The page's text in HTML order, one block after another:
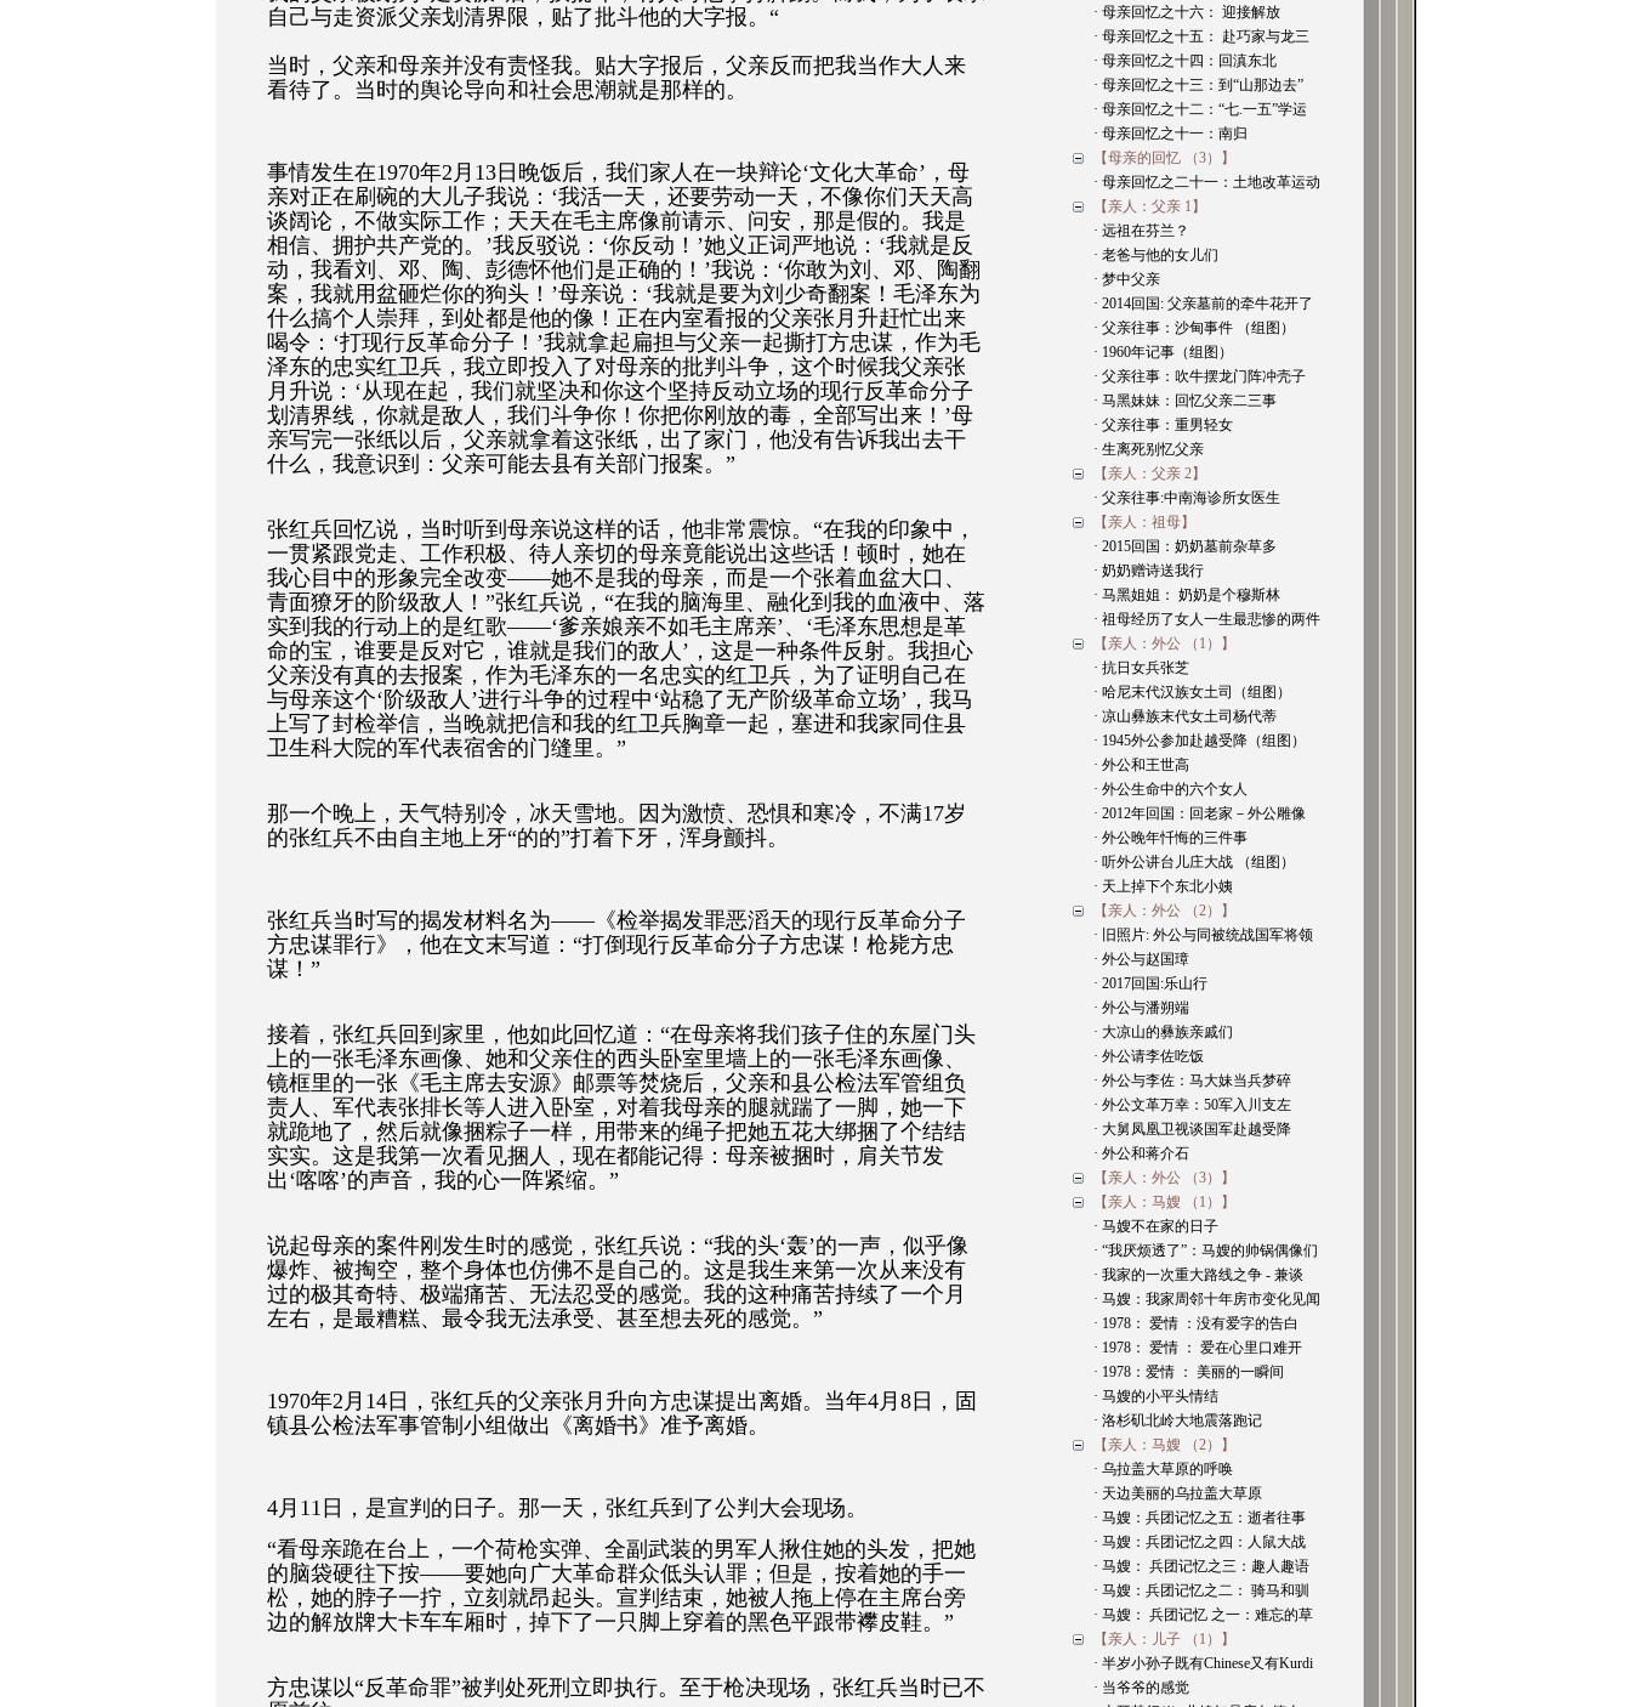
自己与走资派父亲划清界限，贴了批斗他的大字报。 “
当时，父亲和母亲并没有责怪我。贴大字报后，父亲反而把我当作大人来
看待了。当时的舆论导向和社会思潮就是那样的。
事情发生在1970年2 月 13日晚饭后，我们家人在一块辩论‘文化大革命’ ，母
亲对正在刷碗的大儿子我说： ‘我活一天，还要劳动一天，不像你们天天高
谈阔论，不做实际工作；天天在毛主席像前请示、问安，那是假的。我是
相信、拥护共产党的。 ’我反驳说： ‘你反动！ ’她义正词严地说： ‘我就是反
动，我看刘、邓、陶、彭德怀他们是正确的！ ’我说： ‘你敢为刘、邓、陶翻
案，我就用盆砸烂你的狗头！ ’母亲说： ‘我就是要为刘少奇翻案！毛泽东为
什么搞个人崇拜，到处都是他的像！正在内室看报的父亲张月升赶忙出来
喝令： ‘打现行反革命分子！ ’我就拿起扁担与父亲一起撕打方忠谋，作为毛
泽东的忠实红卫兵，我立即投入了对母亲的批判斗争，这个时候我父亲张
月升说： ‘从现在起，我们就坚决和你这个坚持反动立场的现行反革命分子
划清界线，你就是敌人，我们斗争你！你把你刚放的毒，全部写出来！ ’母
亲写完一张纸以后，父亲就拿着这张纸，出了家门，他没有告诉我出去干
什么，我意识到：父亲可能去县有关部门报案。 ”
张红兵回忆说，当时听到母亲说这样的话，他非常震惊。 “在我的印象中，
一贯紧跟党走、工作积极、待人亲切的母亲竟能说出这些话！顿时，她在
我心目中的形象完全改变——她不是我的母亲，而是一个张着血盆大口、
青面獠牙的阶级敌人！ ”张红兵说， “在我的脑海里、融化到我的血液中、落
实到我的行动上的是红歌——‘爹亲娘亲不如毛主席亲’、 ‘毛泽东思想是革
命的宝，谁要是反对它，谁就是我们的敌人 ’ ，这是一种条件反射。我担心
父亲没有真的去报案，作为毛泽东的一名忠实的红卫兵，为了证明自己在
与母亲这个‘ 阶级敌人 ’进行斗争的过程中‘站稳了无产阶级革命立场’ ，我马
上写了封检举信，当晚就把信和我的红卫兵胸章一起，塞进和我家同住县
卫生科大院的军代表宿舍的门缝里。 ”
那一个晚上，天气特别冷，冰天雪地。因为激愤、恐惧和寒冷，不满17岁
的张红兵不由自主地上牙“的的”打着下牙，浑身颤抖。
张红兵当时写的揭发材料名为——《检举揭发罪恶滔天的现行反革命分子
方忠谋罪行》，他在文末写道： “打倒现行反革命分子方忠谋！枪毙方忠
谋！ ”
接着，张红兵回到家里，他如此回忆道： “在母亲将我们孩子住的东屋门头
上的一张毛泽东画像、她和父亲住的西头卧室里墙上的一张毛泽东画像、
镜框里的一张《毛主席去安源》邮票等焚烧后，父亲和县公检法军管组负
责人、军代表张排长等人进入卧室，对着我母亲的腿就踹了一脚，她一下
就跪地了，然后就像捆粽子一样，用带来的绳子把她五花大绑捆了个结结
实实。这是我第一次看见捆人，现在都能记得：母亲被捆时，肩关节发
出‘喀喀’的声音，我的心一阵紧缩。 ”
说起母亲的案件刚发生时的感觉，张红兵说： “我的头‘轰’的一声，似乎像
爆炸、被掏空，整个身体也仿佛不是自己的。这是我生来第一次从来没有
过的极其奇特、极端痛苦、无法忍受的感觉。我的这种痛苦持续了一个月
左右，是最糟糕、最令我无法承受、甚至想去死的感觉。 ”
1970年2 月 14日，张红兵的父亲张月升向方忠谋提出离婚。当年4月 8日，固
镇县公检法军事管制小组做出《离婚书》准予离婚。
4月 11 日，是宣判的日子。那一天，张红兵到了公判大会现场。
“看母亲跪在台上，一个荷枪实弹、全副武装的男军人揪住她的头发，把她
的脑袋硬往下按——要她向广大革命群众低头认罪；但是，按着她的手一
松，她的脖子一拧，立刻就昂起头。宣判结束，她被人拖上停在主席台旁
边的解放牌大卡车车厢时，掉下了一只脚上穿着的黑色平跟带襻皮鞋。 ”
方忠谋以“反革命罪”被判处死刑立即执行。至于枪决现场，张红兵当时已不
· 母亲回忆之十六： 迎接解放
· 母亲回忆之十五： 赴巧家与龙三
· 母亲回忆之十四：回滇东北
· 母亲回忆之十三：到“山那边去”
· 母亲回忆之十二：“七.一五”学运
· 母亲回忆之十一：南归
【母亲的回忆 （3）】
· 母亲回忆之二十一：土地改革运动
【亲人：父亲 1】
· 远祖在芬兰？
· 老爸与他的女儿们
· 梦中父亲
· 2014回国: 父亲墓前的牵牛花开了
· 父亲往事：沙甸事件 （组图）
· 1960年记事（组图）
· 父亲往事：吹牛摆龙门阵冲壳子
· 马黑妹妹：回忆父亲二三事
· 父亲往事：重男轻女
· 生离死别忆父亲
【亲人：父亲 2】
· 父亲往事:中南海诊所女医生
【亲人：祖母】
· 2015回国：奶奶墓前杂草多
· 奶奶赠诗送我行
· 马黑姐姐： 奶奶是个穆斯林
· 祖母经历了女人一生最悲惨的两件
【亲人：外公 （1）】
· 抗日女兵张芝
· 哈尼末代汉族女土司（组图）
· 凉山彝族末代女土司杨代蒂
· 1945外公参加赴越受降（组图）
· 外公和王世高
· 外公生命中的六个女人
· 2012年回国：回老家－外公雕像
· 外公晚年忏悔的三件事
· 听外公讲台儿庄大战 （组图）
· 天上掉下个东北小姨
【亲人：外公 （2）】
· 旧照片: 外公与同被统战国军将领
· 外公与赵国璋
· 2017回国:乐山行
· 外公与潘朔端
· 大凉山的彝族亲戚们
· 外公请李佐吃饭
· 外公与李佐：马大妹当兵梦碎
· 外公文革万幸：50军入川支左
· 大舅凤凰卫视谈国军赴越受降
· 外公和蒋介石
【亲人：外公 （3）】
【亲人：马嫂 （1）】
· 马嫂不在家的日子
· “我厌烦透了”：马嫂的帅锅偶像们
· 我家的一次重大路线之争 - 兼谈
· 马嫂：我家周邻十年房市变化见闻
· 1978： 爱情 ：没有爱字的告白
· 1978： 爱情 ： 爱在心里口难开
· 1978：爱情 ： 美丽的一瞬间
· 马嫂的小平头情结
· 洛杉矶北岭大地震落跑记
【亲人：马嫂 （2）】
· 乌拉盖大草原的呼唤
· 天边美丽的乌拉盖大草原
· 马嫂：兵团记忆之五：逝者往事
· 马嫂：兵团记忆之四：人鼠大战
· 马嫂： 兵团记忆之三：趣人趣语
· 马嫂：兵团记忆之二： 骑马和驯
· 马嫂： 兵团记忆 之一：难忘的草
【亲人：儿子 （1）】
· 半岁小孙子既有Chinese又有Kurdi
· 当爷爷的感觉